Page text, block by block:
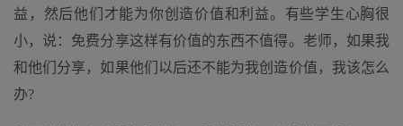
益，然后他们才能为你创造价值和利益。有些学生心胸很
小，说：免费分享这样有价值的东西不值得。老师，如果我
和他们分享，如果他们以后还不能为我创造价值，我该怎么
办?